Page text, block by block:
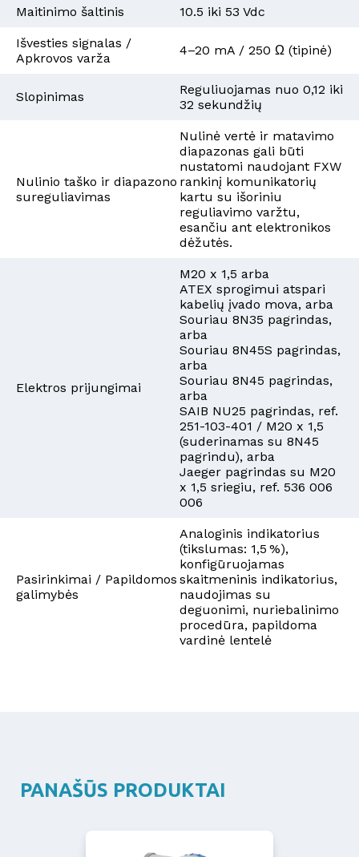
Maitinimo šaltinis 10.5 iki 53 Vdc
Išvesties signalas /
Apkrovos varža
4–20 mA / 250 Ω (tipinė)
Slopinimas
Reguliuojamas nuo 0,12 iki
32 sekundžių
Nulinio taško ir diapazono
sureguliavimas
Nulinė vertė ir matavimo
diapazonas gali būti
nustatomi naudojant FXW
rankinį komunikatorių
kartu su išoriniu
reguliavimo varžtu,
esančiu ant elektronikos
dėžutės.
Elektros prijungimai
M20 x 1,5 arba
ATEX sprogimui atspari
kabelių įvado mova, arba
Souriau 8N35 pagrindas,
arba
Souriau 8N45S pagrindas,
arba
Souriau 8N45 pagrindas,
arba
SAIB NU25 pagrindas, ref.
251-103-401 / M20 x 1,5
(suderinamas su 8N45
pagrindu), arba
Jaeger pagrindas su M20
x 1,5 sriegiu, ref. 536 006
006
Pasirinkimai / Papildomos
galimybės
Analoginis indikatorius
(tikslumas: 1,5 %),
konfigūruojamas
skaitmeninis indikatorius,
naudojimas su
deguonimi, nuriebalinimo
procedūra, papildoma
vardinė lentelė
PANAŠŪS PRODUKTAI